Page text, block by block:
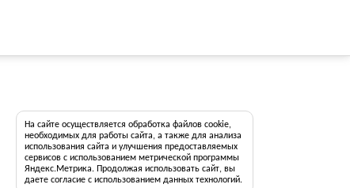
На сайте осуществляется обработка файлов cookie,
необходимых для работы сайта, а также для анализа
использования сайта и улучшения предоставляемых
сервисов с использованием метрической программы
Яндекс.Метрика. Продолжая использовать сайт, вы
даете согласие с использованием данных технологий.